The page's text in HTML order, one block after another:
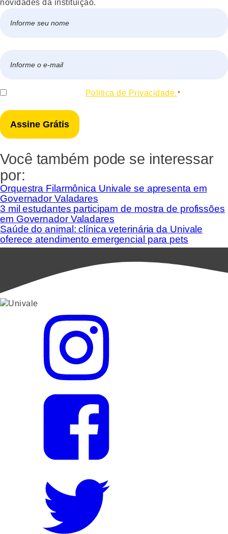
novidades da instituição.
mail
Consentir Política de Privacidade. *
Você também pode se interessar
por:
Orquestra Filarmônica Univale se apresenta em
Governador Valadares
3 mil estudantes participam de mostra de profissões
em Governador Valadares
Saúde do animal: clínica veterinária da Univale
oferece atendimento emergencial para pets